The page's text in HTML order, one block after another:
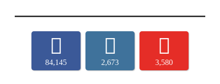
84,145 2,673 3,580